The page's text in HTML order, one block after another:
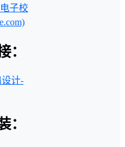
子校
：
计-
：